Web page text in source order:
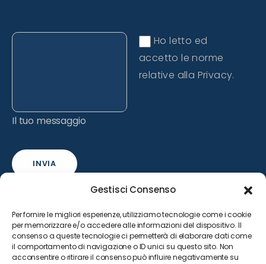
Gestisci Consenso
Per fornire le migliori esperienze, utilizziamo tecnologie come i cookie
per memorizzare e/o accedere alle informazioni del dispositivo. Il
consenso a queste tecnologie ci permetterà di elaborare dati come
il comportamento di navigazione o ID unici su questo sito. Non
acconsentire o ritirare il consenso può influire negativamente su
Il tuo messaggio
Ho letto ed
accetto le norme
relative alla Privacy.
INVIA